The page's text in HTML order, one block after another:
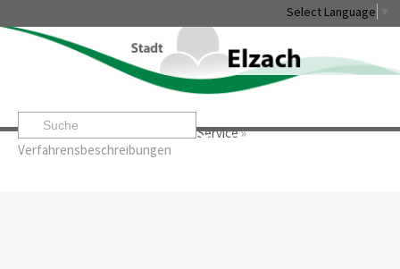
Select Language
Startseite» »Service»
Verfahrensbeschreibungen
Leben & Erleben Rathaus & Service